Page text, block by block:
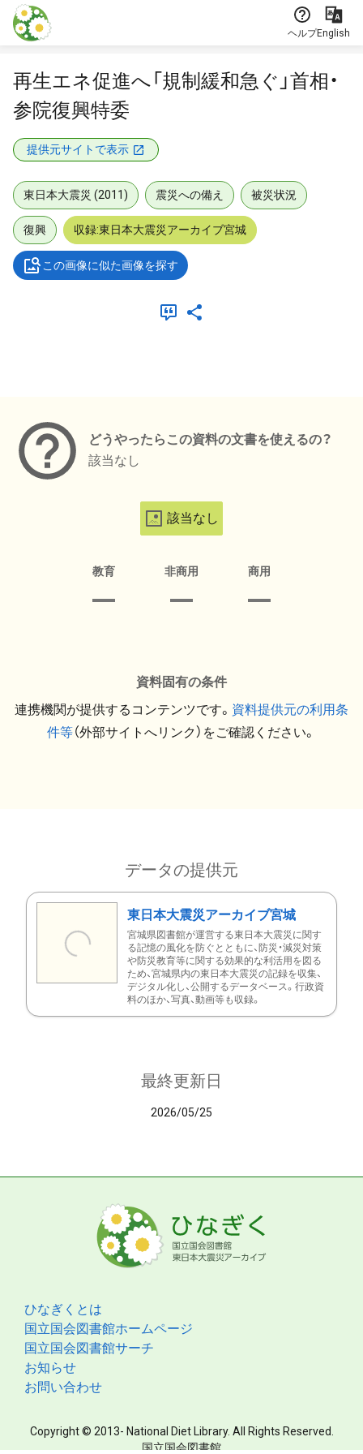
本文に飛ぶ
ヘルプEnglish
再生エネ促進へ「規制緩和急ぐ」首相・
参院復興特委
提供元サイトで表示
東日本大震災 (2011) 震災への備え 被災状況
復興 収録:東日本大震災アーカイブ宮城
この画像に似た画像を探す
どうやったらこの資料の文書を使えるの？
該当なし
該当なし
教育 非商用 商用
資料固有の条件
連携機関が提供するコンテンツです。 資料提供元の利用条
件等（外部サイトへリンク）をご確認ください。
データの提供元
東日本大震災アーカイブ宮城
宮城県図書館が運営する東日本大震災に関す
る記憶の風化を防ぐとともに、防災・減災対策
や防災教育等に関する効果的な利活用を図る
ため、宮城県内の東日本大震災の記録を収集、
デジタル化し、公開するデータベース。行政資
料のほか、写真、動画等も収録。
最終更新日
2026/05/25
ひなぎくとは
国立国会図書館ホームページ
国立国会図書館サーチ
お知らせ
お問い合わせ
Copyright © 2013- National Diet Library. All Rights Reserved.